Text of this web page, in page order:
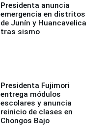
Presidenta anuncia
emergencia en distritos
de Junín y Huancavelica
tras sismo
Presidenta Fujimori
entrega módulos
escolares y anuncia
reinicio de clases en
Chongos Bajo